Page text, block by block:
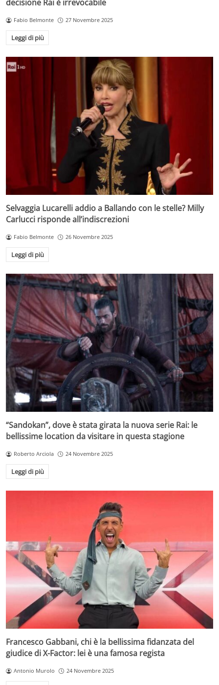
decisione Rai è irrevocabile
Fabio Belmonte 27 Novembre 2025
Leggi di più
Selvaggia Lucarelli addio a Ballando con le stelle? Milly
Carlucci risponde all’indiscrezioni
Fabio Belmonte 26 Novembre 2025
Leggi di più
“Sandokan”, dove è stata girata la nuova serie Rai: le
bellissime location da visitare in questa stagione
Roberto Arciola 24 Novembre 2025
Leggi di più
Francesco Gabbani, chi è la bellissima fidanzata del
giudice di X-Factor: lei è una famosa regista
Antonio Murolo 24 Novembre 2025